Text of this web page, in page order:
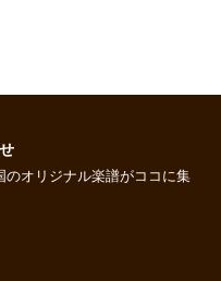
のオリジナル楽譜がココに集